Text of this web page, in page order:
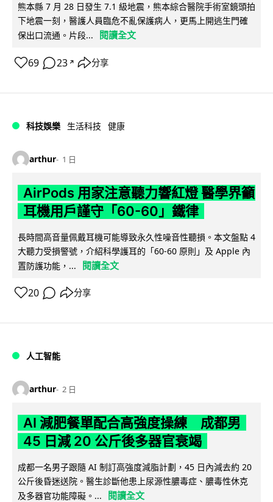
熊本縣 7 月 28 日發生 7.1 級地震，熊本綜合醫院手術室鏡頭拍
下地震一刻，醫護人員臨危不亂保護病人，更馬上開逃生門確
保出口流通。片段...
閱讀全文
69 23 ↗ 分享
科技娛樂 生活科技 健康
arthur 1 日
AirPods 用家注意聽力響紅燈 醫學界籲
耳機用戶謹守「60-60」鐵律
長時間高音量佩戴耳機可能導致永久性噪音性聽損。本文盤點 4
大聽力受損警號，介紹科學護耳的「60-60 原則」及 Apple 內
置防護功能，...
閱讀全文
20 分享
人工智能
arthur 2 日
AI 減肥餐單配合高強度操練 成都男
45 日減 20 公斤後多器官衰竭
成都一名男子跟隨 AI 制訂高強度減脂計劃，45 日內減去約 20
公斤後昏迷送院。醫生診斷他患上尿源性膿毒症、膿毒性休克
及多器官功能障礙。...
閱讀全文